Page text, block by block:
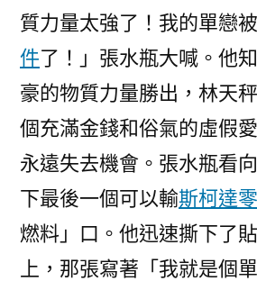
質力量太強了！我的單戀
件了！」張水瓶大喊。他
豪的物質力量勝出，林天
個充滿金錢和俗氣的虛假
永遠失去機會。張水瓶看
下最後一個可以輸斯柯達
燃料」口。他迅速撕下了
上，那張寫著「我就是個